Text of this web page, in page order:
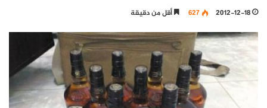
2012-12-18
627 أقل من دقيقة